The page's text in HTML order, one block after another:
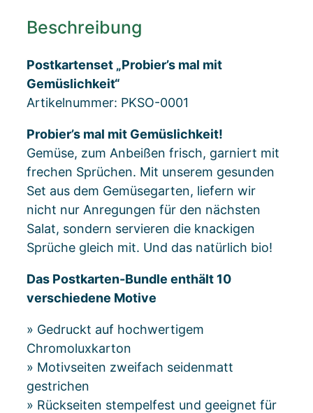
Beschreibung
Postkartenset „Probier’s mal mit
Gemüslichkeit“
Artikelnummer: PKSO-0001
Probier’s mal mit Gemüslichkeit!
Gemüse, zum Anbeißen frisch, garniert mit
frechen Sprüchen. Mit unserem gesunden
Set aus dem Gemüsegarten, liefern wir
nicht nur Anregungen für den nächsten
Salat, sondern servieren die knackigen
Sprüche gleich mit. Und das natürlich bio!
Das Postkarten-Bundle enthält 10
verschiedene Motive
» Gedruckt auf hochwertigem
Chromoluxkarton
» Motivseiten zweifach seidenmatt
gestrichen
» Rückseiten stempelfest und geeignet für